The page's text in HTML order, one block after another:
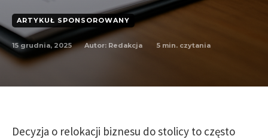
ARTYKUŁ SPONSOROWANY
15 grudnia, 2025 Autor: Redakcja 5 min. czytania
Decyzja o relokacji biznesu do stolicy to często